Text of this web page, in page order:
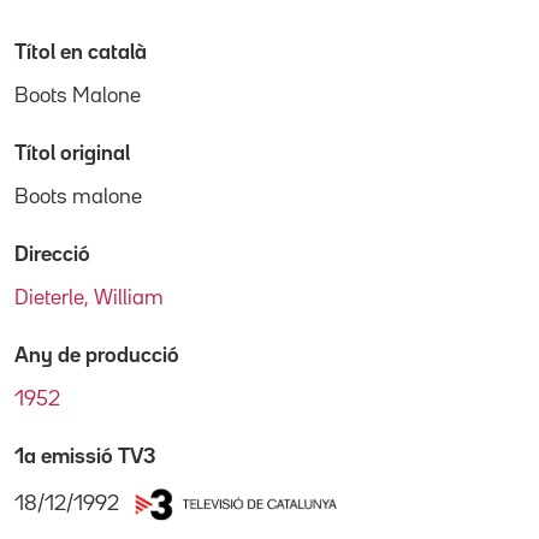
Títol en català
Boots Malone
Títol original
Boots malone
Direcció
Dieterle, William
Any de producció
1952
1a emissió TV3
18/12/1992